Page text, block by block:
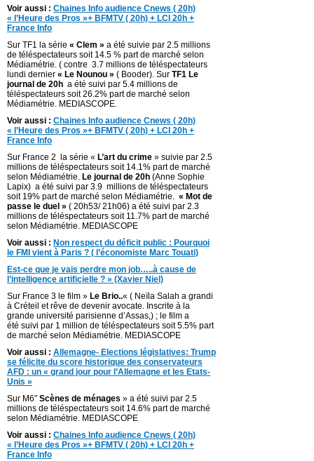
Voir aussi : Chaines Info audience Cnews ( 20h)
« l’Heure des Pros »+ BFMTV ( 20h) + LCI 20h +
France Info
Sur TF1 la série « Clem » a été suivie par 2.5 millions
de téléspectateurs soit 14.5 % part de marché selon
Médiamétrie. ( contre 3.7 millions de téléspectateurs
lundi dernier « Le Nounou » ( Booder). Sur TF1 Le
journal de 20h a été suivi par 5.4 millions de
téléspectateurs soit 26.2% part de marché selon
Médiamétrie. MEDIASCOPE.
Voir aussi : Chaines Info audience Cnews ( 20h)
« l’Heure des Pros »+ BFMTV ( 20h) + LCI 20h +
France Info
Sur France 2 la série « L’art du crime » suivie par 2.5
millions de téléspectateurs soit 14.1% part de marché
selon Médiamétrie. Le journal de 20h (Anne Sophie
Lapix) a été suivi par 3.9 millions de téléspectateurs
soit 19% part de marché selon Médiamétrie. « Mot de
passe le duel » ( 20h53/ 21h06) a été suivi par 2.3
millions de téléspectateurs soit 11.7% part de marché
selon Médiamétrie. MEDIASCOPE
Voir aussi : Non respect du déficit public : Pourquoi
le FMI vient à Paris ? ( l’économiste Marc Touati)
Est-ce que je vais perdre mon job…..à cause de
l’intelligence artificielle ? » (Xavier Niel)
Sur France 3 le film » Le Brio..« ( Neïla Salah a grandi
à Créteil et rêve de devenir avocate. Inscrite à la
grande université parisienne d’Assas,) ; le film a
été suivi par 1 million de téléspectateurs soit 5.5% part
de marché selon Médiamétrie. MEDIASCOPE
Voir aussi : Allemagne- Elections législatives: Trump
se félicite du score historique des conservateurs
AFD : un « grand jour pour l’Allemagne et les Etats-
Unis »
Sur M6″ Scènes de ménages » a été suivi par 2.5
millions de téléspectateurs soit 14.6% part de marché
selon Médiamétrie. MEDIASCOPE
Voir aussi : Chaines Info audience Cnews ( 20h)
« l’Heure des Pros »+ BFMTV ( 20h) + LCI 20h +
France Info